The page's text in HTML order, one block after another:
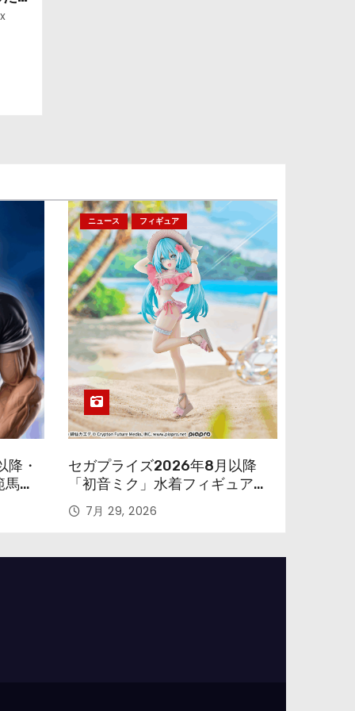
」
・
勇
ニュース フィギュア
セガプライズ2026年8月以降
「初音ミク」水着フィギュアが
色味を変えて再登場！
7月 29, 2026